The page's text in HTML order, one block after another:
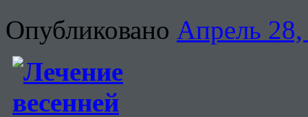
Опубликовано Апрель